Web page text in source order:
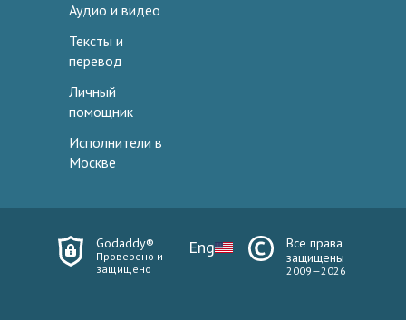
Аудио и видео
Тексты и
перевод
Личный
помощник
Исполнители в
Москве
Godaddy®
Проверено и
защищено
Eng
Все права
защищены
2009—2026